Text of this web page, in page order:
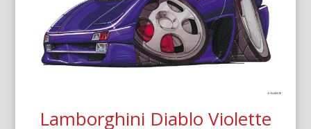
Lamborghini Diablo Violette